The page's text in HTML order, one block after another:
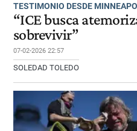
TESTIMONIO DESDE
“ICE busca
sobrevivir”
07-02-2026 22:57
SOLEDAD TOLEDO